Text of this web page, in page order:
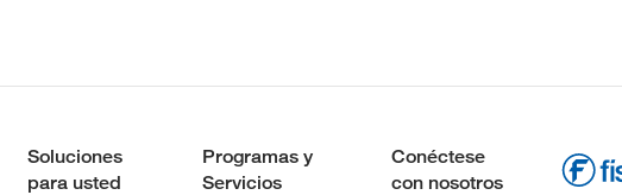
Soluciones
para usted
Programas y
Servicios
Conéctese
con nosotros